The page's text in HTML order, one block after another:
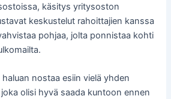
käsitys yritysoston
keskustelut rahoittajien kanssa
pohjaa, jolta ponnistaa kohti
nostaa esiin vielä yhden
olisi hyvä saada kuntoon ennen